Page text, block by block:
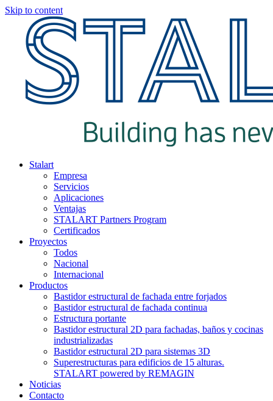
Skip to content
Stalart
Empresa
Servicios
Aplicaciones
Ventajas
STALART Partners Program
Certificados
Proyectos
Todos
Nacional
Internacional
Productos
Bastidor estructural de fachada entre forjados
Bastidor estructural de fachada continua
Estructura portante
Bastidor estructural 2D para fachadas, baños y cocinas
industrializadas
Bastidor estructural 2D para sistemas 3D
Superestructuras para edificios de 15 alturas.
STALART powered by REMAGIN
Noticias
Contacto